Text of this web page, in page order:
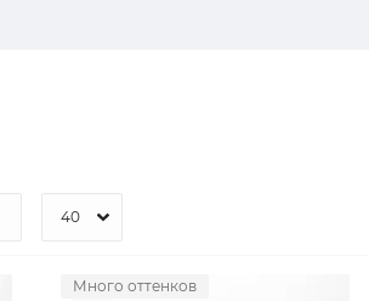
Много оттенков